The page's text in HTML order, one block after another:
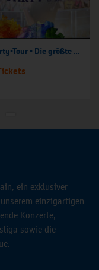
OLÉ Party-Tour - Die größte Mallorca Party-Tour der Welt
ein exklusiver
einzigartigen
Konzerte,
sowie die